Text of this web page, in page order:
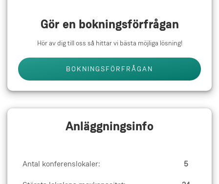
Gör en bokningsförfrågan
Hör av dig till oss så hittar vi bästa möjliga lösning!
BOKNINGSFÖRFRÅGAN
Anläggningsinfo
Antal konferenslokaler: 5